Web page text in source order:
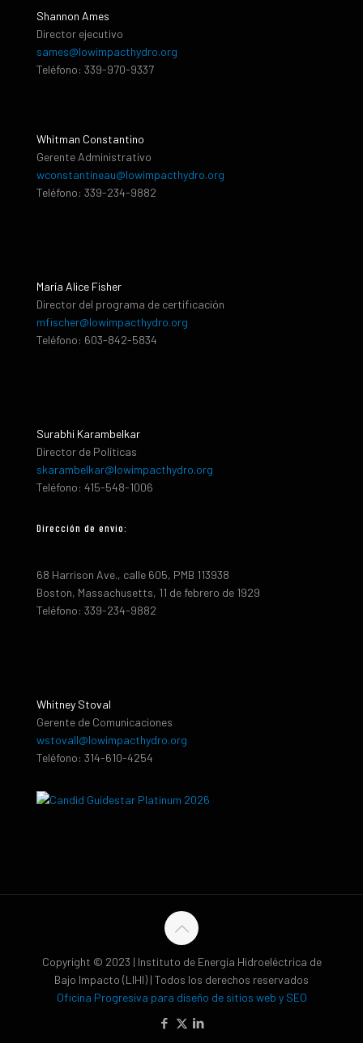
Shannon Ames
Director ejecutivo
sames@lowimpacthydro.org
Teléfono: 339-970-9337
Whitman Constantino
Gerente Administrativo
wconstantineau@lowimpacthydro.org
Teléfono: 339-234-9882
María Alice Fisher
Director del programa de certificación
mfischer@lowimpacthydro.org
Teléfono: 603-842-5834
Surabhi Karambelkar
Director de Políticas
skarambelkar@lowimpacthydro.org
Teléfono: 415-548-1006
Dirección de envio:
68 Harrison Ave., calle 605, PMB 113938
Boston, Massachusetts, 11 de febrero de 1929
Teléfono: 339-234-9882
Whitney Stoval
Gerente de Comunicaciones
wstovall@lowimpacthydro.org
Teléfono: 314-610-4254
Copyright © 2023 | Instituto de Energía Hidroeléctrica de
Bajo Impacto (LIHI) | Todos los derechos reservados
Oficina Progresiva para diseño de sitios web y SEO